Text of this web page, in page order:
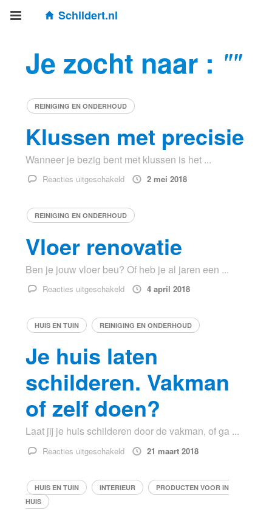
Schildert.nl
Je zocht naar : ""
REINIGING EN ONDERHOUD
Klussen met precisie
Wanneer je bezig bent met klussen is het ...
Reacties uitgeschakeldvoor
precisie
2 mei 2018
REINIGING EN ONDERHOUD
Vloer renovatie
Ben je jouw vloer beu? Of heb je al jaren een ...
Reacties uitgeschakeldvoor
4 april 2018
HUIS EN TUIN REINIGING EN ONDERHOUD
Je huis laten
schilderen. Vakman
of zelf doen?
Laat jij je huis schilderen door de vakman, of ga ...
Reacties uitgeschakeldvoor
laten
21 maart 2018
HUIS EN TUIN INTERIEUR
PRODUCTEN VOOR IN
HUIS